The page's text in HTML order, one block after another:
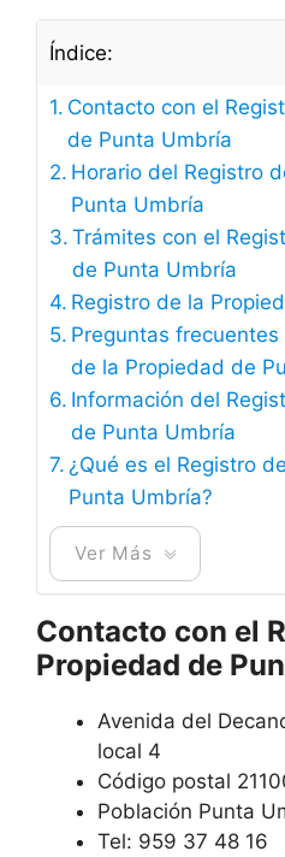
Índice:
Contacto con el
de Punta Umbría
Horario del Registro
Punta Umbría
Trámites con el
de Punta Umbría
Registro de la
Preguntas
de la Propiedad de
Información del
de Punta Umbría
¿Qué es el Registro
Punta Umbría?
Ver Más
Contacto con el
Propiedad de
Avenida del
local 4
Código postal
Población Punta
Tel: 959 37 48 16